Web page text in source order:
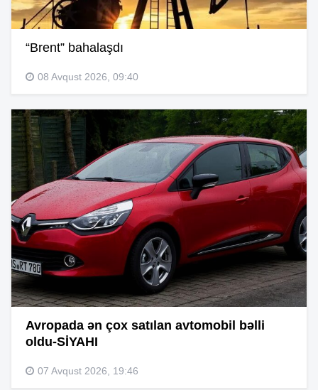
“Brent” bahalaşdı
08 Avqust 2026, 09:40
Avropada ən çox satılan avtomobil bəlli
oldu-SİYAHI
07 Avqust 2026, 19:46